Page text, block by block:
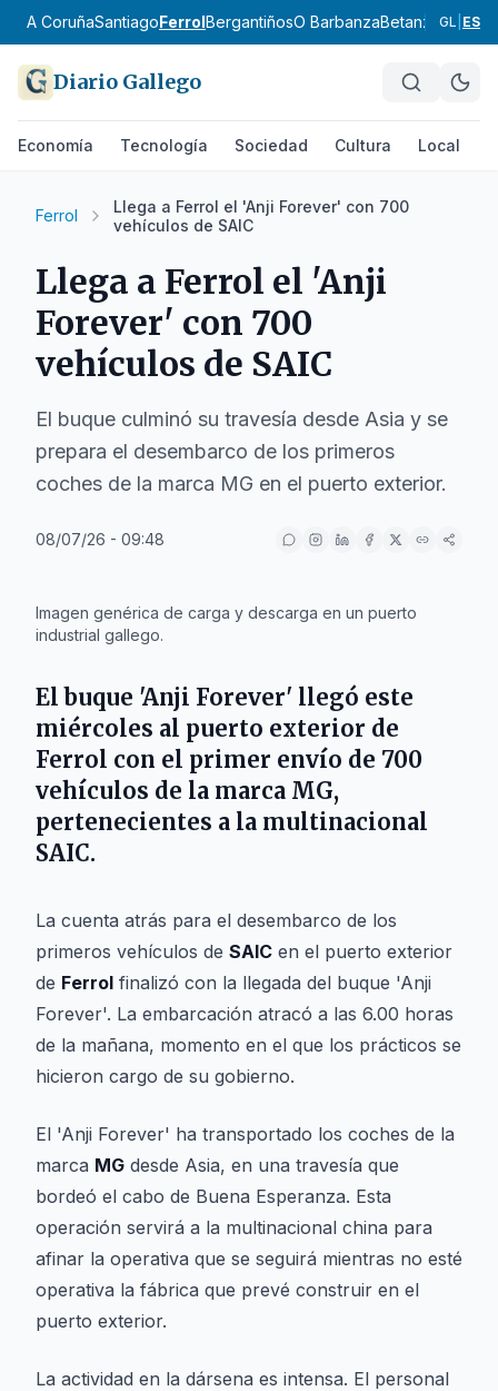
A CoruñaSantiagoFerrolBergantiñosO BarbanzaBetanzosOrdes
GL ES
Diario Gallego
Economía Tecnología Sociedad Cultura Local
Ferrol
Llega a Ferrol el 'Anji Forever' con 700
vehículos de SAIC
Llega a Ferrol el 'Anji
Forever' con 700
vehículos de SAIC
El buque culminó su travesía desde Asia y se
prepara el desembarco de los primeros
coches de la marca MG en el puerto exterior.
08/07/26 - 09:48
Imagen genérica de carga y descarga en un puerto
industrial gallego.
El buque 'Anji Forever' llegó este
miércoles al puerto exterior de
Ferrol con el primer envío de 700
vehículos de la marca MG,
pertenecientes a la multinacional
SAIC.
La cuenta atrás para el desembarco de los
primeros vehículos de SAIC en el puerto exterior
de Ferrol finalizó con la llegada del buque 'Anji
Forever'. La embarcación atracó a las 6.00 horas
de la mañana, momento en el que los prácticos se
hicieron cargo de su gobierno.
El 'Anji Forever' ha transportado los coches de la
marca MG desde Asia, en una travesía que
bordeó el cabo de Buena Esperanza. Esta
operación servirá a la multinacional china para
afinar la operativa que se seguirá mientras no esté
operativa la fábrica que prevé construir en el
puerto exterior.
La actividad en la dársena es intensa. El personal